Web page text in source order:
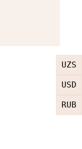
UZS
USD
RUB